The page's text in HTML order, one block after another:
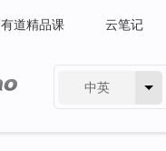
有道精品课 云笔记
中英